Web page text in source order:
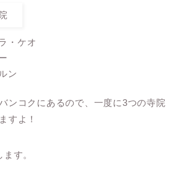
・ケオ
ン
ンコクにあるので、一度に3つの寺院
すよ！
す。